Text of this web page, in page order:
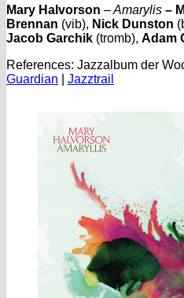
Mary Halvorson – Amarylis –
Brennan (vib), Nick Dunston
Jacob Garchik (tromb), Adam
References: Jazzalbum der
Guardian
Jazztrail